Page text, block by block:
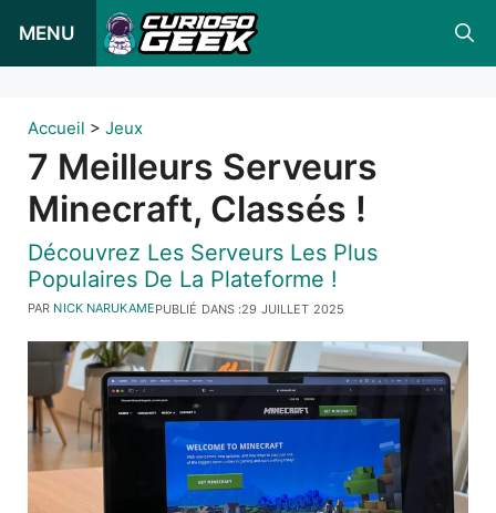
MENU
Accueil > Jeux
7 Meilleurs Serveurs
Minecraft, Classés !
Découvrez Les Serveurs Les Plus
Populaires De La Plateforme !
PUBLIÉ DANS :29 JUILLET 2025
PAR NICK NARUKAME